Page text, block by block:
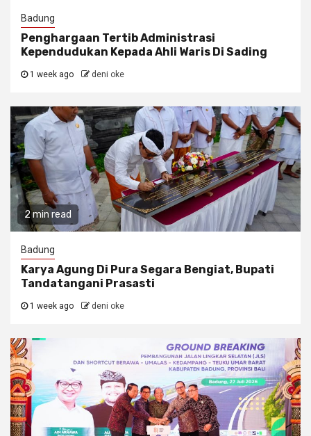
Badung
Penghargaan Tertib Administrasi
Kependudukan Kepada Ahli Waris Di Sading
1 week ago deni oke
2 min read
Badung
Karya Agung Di Pura Segara Bengiat, Bupati
Tandatangani Prasasti
1 week ago deni oke